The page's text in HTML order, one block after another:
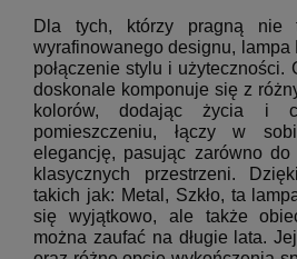
Dla tych, którzy pragną nie
wyrafinowanego designu,
połączenie stylu i użyteczności.
doskonale komponuje się z
kolorów, dodając życia i
pomieszczeniu, łączy w
elegancję, pasując zarówno
klasycznych przestrzeni.
takich jak: Metal, Szkło, ta
się wyjątkowo, ale także
można zaufać na długie lata.